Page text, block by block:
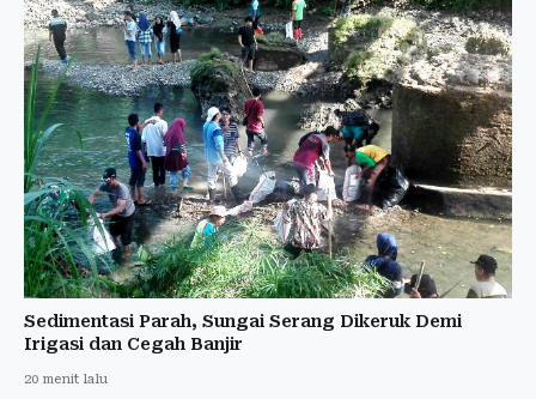
Sedimentasi Parah, Sungai Serang Dikeruk Demi
Irigasi dan Cegah Banjir
20 menit lalu